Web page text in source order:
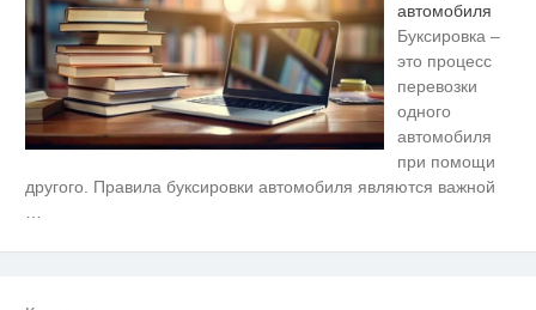
автомобиля
Буксировка –
это процесс
перевозки
одного
автомобиля
при помощи
другого. Правила буксировки автомобиля являются важной
…
футболистов покинуть страну
i
Скрытые признаки рака: на такое